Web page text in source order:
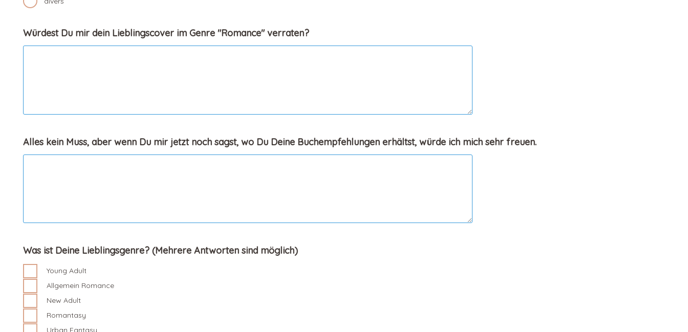
Würdest Du mir dein Lieblingscover im Genre "Romance" verraten?
Alles kein Muss, aber wenn Du mir jetzt noch sagst, wo Du Deine Buchempfehlungen erhältst, würde ich mich sehr freuen.
Was ist Deine Lieblingsgenre? (Mehrere Antworten sind möglich)
Young Adult
Allgemein Romance
New Adult
Romantasy
Urban Fantasy